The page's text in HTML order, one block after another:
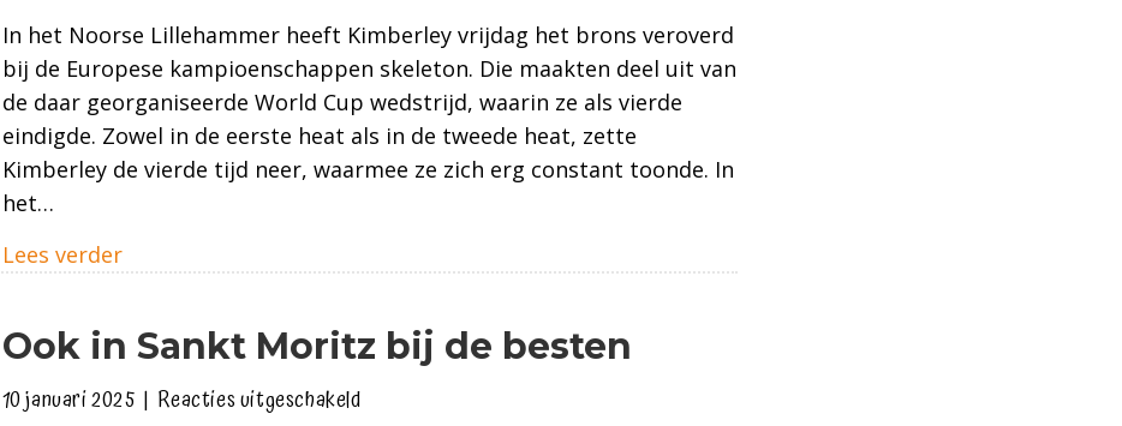
In het Noorse Lillehammer heeft Kimberley vrijdag het brons veroverd
bij de Europese kampioenschappen skeleton. Die maakten deel uit van
de daar georganiseerde World Cup wedstrijd, waarin ze als vierde
eindigde. Zowel in de eerste heat als in de tweede heat, zette
Kimberley de vierde tijd neer, waarmee ze zich erg constant toonde. In
het…
Lees verderabout Vierde in Lillehammer en brons op EK
Ook in Sankt Moritz bij de besten
10 januari 2025 | Reacties uitgeschakeldvoor